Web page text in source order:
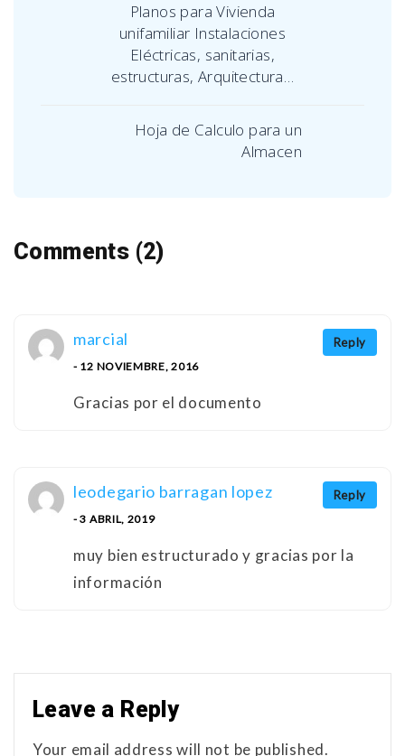
Planos para Vivienda
unifamiliar Instalaciones
Eléctricas, sanitarias,
estructuras, Arquitectura…
Hoja de Calculo para un
Almacen
Comments (2)
Reply
marcial
- 12 NOVIEMBRE, 2016
Gracias por el documento
Reply
leodegario barragan lopez
- 3 ABRIL, 2019
muy bien estructurado y gracias por la
información
Leave a Reply
Your email address will not be published.